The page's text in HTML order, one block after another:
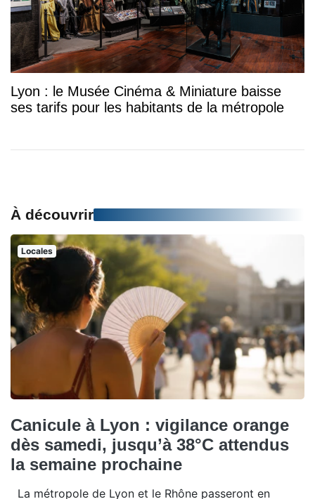
Lyon : le Musée Cinéma & Miniature baisse
ses tarifs pour les habitants de la métropole
À découvrir
Locales
Canicule à Lyon : vigilance orange
dès samedi, jusqu’à 38°C attendus
la semaine prochaine
La métropole de Lyon et le Rhône passeront en